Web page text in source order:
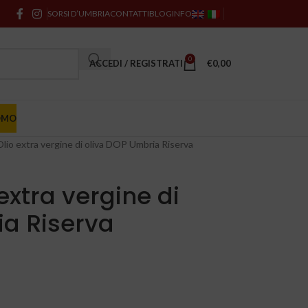
SORSI D’UMBRIACONTATTIBLOGINFO
ACCEDI / REGISTRATI 0 €0,00
extra vergine di oliva DOP Umbria Riserva
vergine di
Riserva